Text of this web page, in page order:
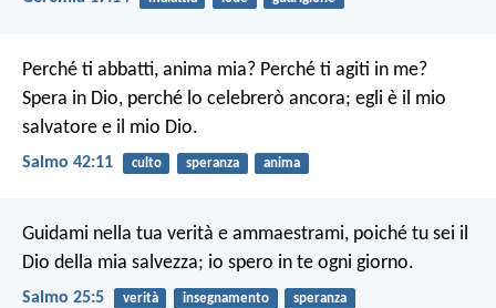
Perché ti abbatti, anima mia? Perché ti agiti in me?
Spera in Dio, perché lo celebrerò ancora; egli è il mio
salvatore e il mio Dio.
Salmo 42:11 culto speranza anima
Guidami nella tua verità e ammaestrami, poiché tu sei il
Dio della mia salvezza; io spero in te ogni giorno.
Salmo 25:5 verità insegnamento speranza